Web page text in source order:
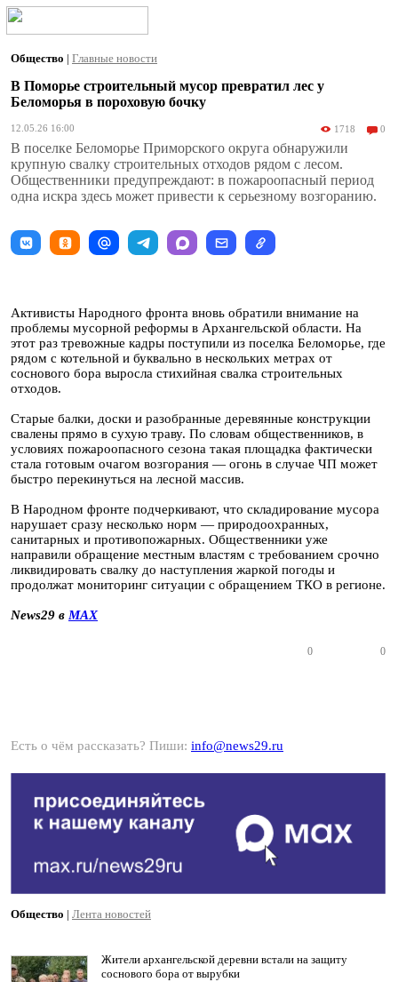
Общество | Главные новости
В Поморье строительный мусор превратил лес у
Беломорья в пороховую бочку
12.05.26 16:00 1718 0
В поселке Беломорье Приморского округа обнаружили
крупную свалку строительных отходов рядом с лесом.
Общественники предупреждают: в пожароопасный период
одна искра здесь может привести к серьезному возгоранию.
Активисты Народного фронта вновь обратили внимание на
проблемы мусорной реформы в Архангельской области. На
этот раз тревожные кадры поступили из поселка Беломорье, где
рядом с котельной и буквально в нескольких метрах от
соснового бора выросла стихийная свалка строительных
отходов.
Старые балки, доски и разобранные деревянные конструкции
свалены прямо в сухую траву. По словам общественников, в
условиях пожароопасного сезона такая площадка фактически
стала готовым очагом возгорания — огонь в случае ЧП может
быстро перекинуться на лесной массив.
В Народном фронте подчеркивают, что складирование мусора
нарушает сразу несколько норм — природоохранных,
санитарных и противопожарных. Общественники уже
направили обращение местным властям с требованием срочно
ликвидировать свалку до наступления жаркой погоды и
продолжат мониторинг ситуации с обращением ТКО в регионе.
News29 в MAX
0 0
Есть о чём рассказать? Пиши: info@news29.ru
Общество | Лента новостей
Жители архангельской деревни встали на защиту
соснового бора от вырубки